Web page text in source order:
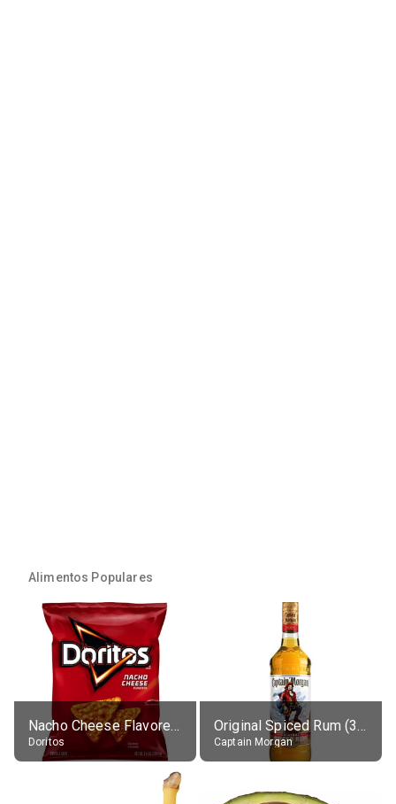
Alimentos Populares
Nacho Cheese Flavored Tortilla Chips
Doritos
Original Spiced Rum (35% alc.)
Captain Morgan